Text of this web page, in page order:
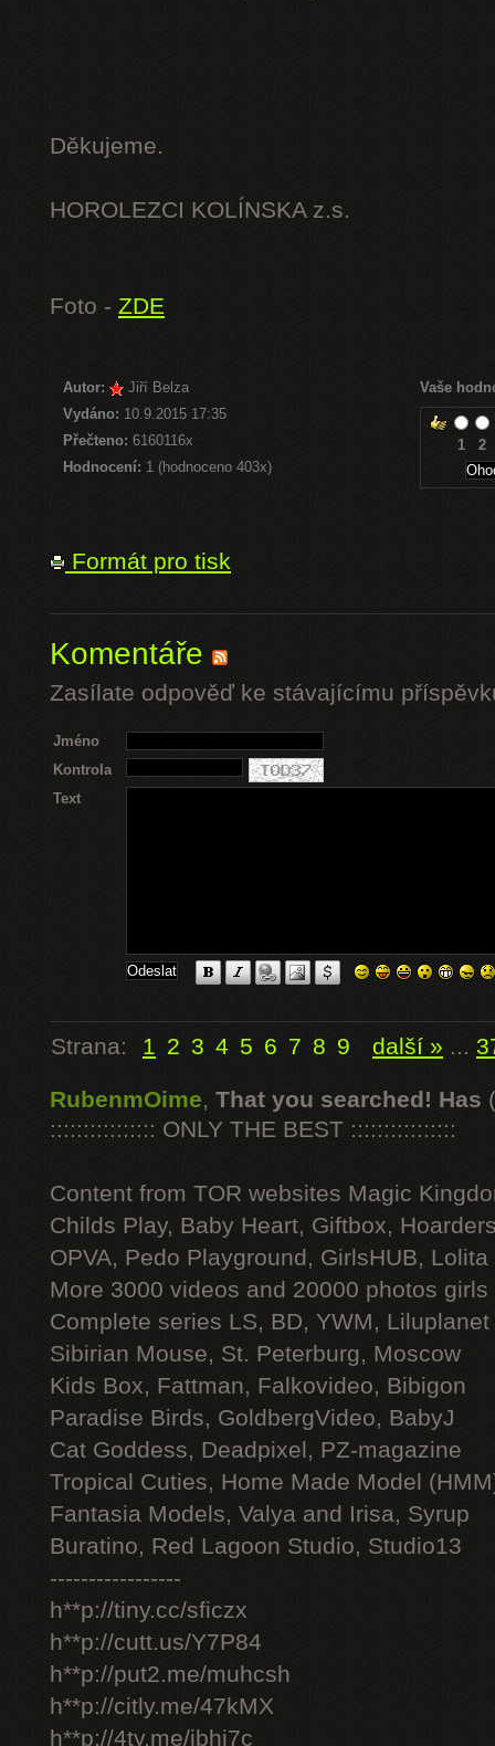
Děkujeme.
HOROLEZCI KOLÍNSKA z.s.
Foto - ZDE
Autor:
Jiří Belza
Vydáno: 10.9.2015 17:35
Přečteno:6160116x
Hodnocení: 1 (hodnoceno 403x)
Vaše
1 2
Formát pro tisk
Komentáře
Zasílate odpověď ke stávajícímu
Jméno
Kontrola
Text
Strana: 1 2 3 4 5 6 7 8 9 další » ...
RubenmOime, That you searched! Has
:::::::::::::::: ONLY THE BEST ::::::::::::::::
Content from TOR websites Magic
Childs Play, Baby Heart, Giftbox,
OPVA, Pedo Playground, GirlsHUB, Lolita
More 3000 videos and 20000 photos
Complete series LS, BD, YWM, Liluplanet
Sibirian Mouse, St. Peterburg, Moscow
Kids Box, Fattman, Falkovideo, Bibigon
Paradise Birds, GoldbergVideo, BabyJ
Cat Goddess, Deadpixel, PZ-magazine
Tropical Cuties, Home Made Model
Fantasia Models, Valya and Irisa, Syrup
Buratino, Red Lagoon Studio, Studio13
-----------------
h**p://tiny.cc/sficzx
h**p://cutt.us/Y7P84
h**p://put2.me/muhcsh
h**p://citly.me/47kMX
h**p://4ty.me/ibhi7c